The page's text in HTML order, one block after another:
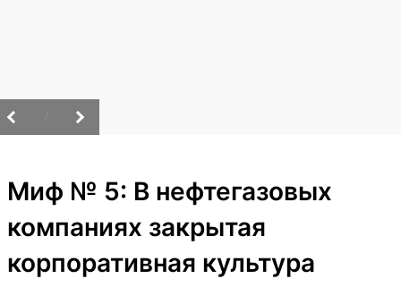
Миф № 5: В нефтегазовых
компаниях закрытая
корпоративная культура